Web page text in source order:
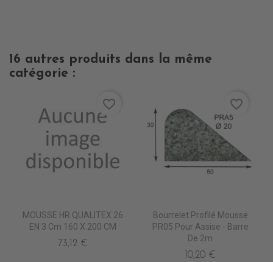
16 autres produits dans la même
catégorie :
MOUSSE HR QUALITEX 26
EN 3 Cm 160 X 200 CM
73,12 €
favorite_border
Bourrelet Profilé Mousse
PR05 Pour Assise - Barre
De 2m
10,20 €
favorite_border